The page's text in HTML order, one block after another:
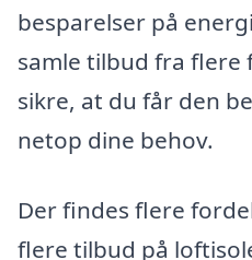
besparelser på
samle tilbud fra flere
sikre, at du får den
netop dine behov.
Der findes flere
flere tilbud på